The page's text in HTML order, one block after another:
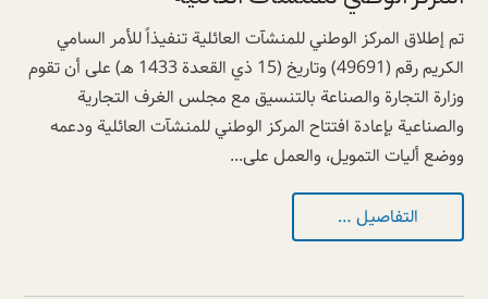
تم إطلاق المركز الوطني للمنشآت العائلية تنفيذاً للأمر السامي
الكريم رقم (49691) وتاريخ (15 ذي القعدة 1433 هـ) على أن تقوم
وزارة التجارة والصناعة بالتنسيق مع مجلس الغرف التجارية
والصناعية بإعادة افتتاح المركز الوطني للمنشآت العائلية ودعمه
ووضع أليات التمويل، والعمل على...
التفاصيل …